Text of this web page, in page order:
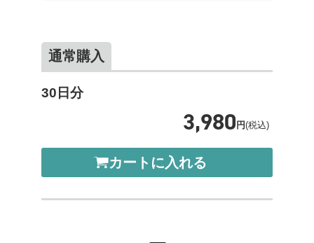
通常購入
30日分
3,980 円(税込)
カートに入れる